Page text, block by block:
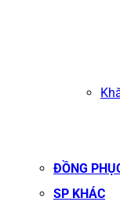
ĐỒNG
SP KHÁC